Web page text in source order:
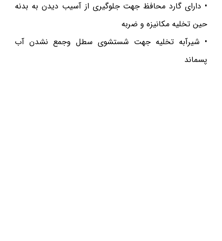
• دارای گارد محافظ جهت جلوگیری از آسیب دیدن به بدنه
حین تخلیه مکانیزه و ضربه
• شیرآبه تخلیه جهت شستشوی سطل وجمع نشدن آب
پسماند